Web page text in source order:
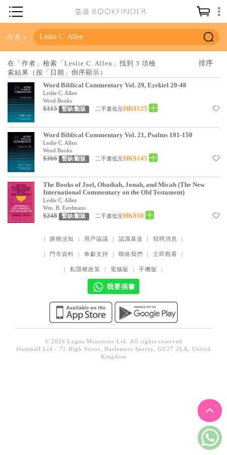
神學／教義
聖經
信仰入門
教會歷史
靈修／禱告
信徒生活
教會事工
分齡牧養
社會／倫理
哲學／宗教比較
見證／傳記
文藝／勵志
童書
其他
禮品專區
得獎作品推介
作者
在「作者」檢索「Leslie C. Allen」找到 3 項檢
索結果（按「日期」倒序顯示）
Word Biblical Commentary Vol. 29, Ezekiel 20-48
Leslie C. Allen
Word Books
$315 暫缺/斷版 二手書低至HK$125
Word Biblical Commentary Vol. 21, Psalms 101-150
Leslie C. Allen
Word Books
$366 暫缺/斷版 二手書低至HK$145
The Books of Joel, Obadiah, Jonah, and Micah (The New
International Commentary on the Old Testament)
Leslie C. Allen
Wm. B. Eerdmans
$248 暫缺/斷版 二手書低至HK$50
｜ 購物須知 ｜ 用戶協議 ｜ 認識基道 ｜ 招聘消息 ｜
｜ 門市資料 ｜ 奉獻支持 ｜ 聯絡我們 ｜ 立即觀看 ｜
｜ 私隱權政策 ｜ 電腦版 ｜ 手機版 ｜
我要捐書
© 2026 Logos Ministries Ltd. All rights reserved
ffastmall Ltd - 72 High Street, Haslemere Surrey, GU27 2LA, United
Kingdom